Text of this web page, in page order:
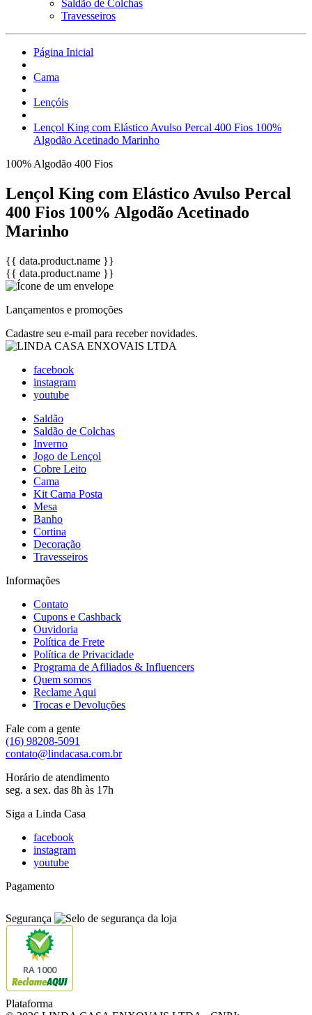
Saldão de Colchas
Travesseiros
Página Inicial
Cama
Lençóis
Lençol King com Elástico Avulso Percal 400 Fios 100%
Algodão Acetinado Marinho
100% Algodão 400 Fios
Lençol King com Elástico Avulso Percal
400 Fios 100% Algodão Acetinado
Marinho
{{ data.product.name }}
{{ data.product.name }}
Lançamentos e promoções
Cadastre seu e-mail para receber novidades.
facebook
instagram
youtube
Saldão
Saldão de Colchas
Inverno
Jogo de Lençol
Cobre Leito
Cama
Kit Cama Posta
Mesa
Banho
Cortina
Decoração
Travesseiros
Informações
Contato
Cupons e Cashback
Ouvidoria
Política de Frete
Política de Privacidade
Programa de Afiliados & Influencers
Quem somos
Reclame Aqui
Trocas e Devoluções
Fale com a gente
(16) 98208-5091
contato@lindacasa.com.br
Horário de atendimento
seg. a sex. das 8h às 17h
Siga a Linda Casa
facebook
instagram
youtube
Pagamento
Segurança
RA 1000
Plataforma